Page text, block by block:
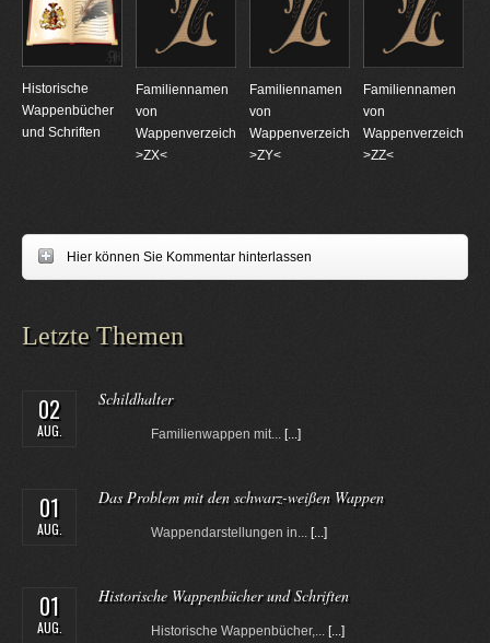
Historische
Wappenbücher
und Schriften
Familiennamen
von
Wappenverzeichnungen
>ZX<
Familiennamen
von
Wappenverzeichnungen
>ZY<
Familiennamen
von
>ZZ<
Hier können Sie Kommentar hinterlassen
Letzte Themen
02
AUG.
Schildhalter
Familienwappen mit... [...]
01
AUG.
Das Problem mit den schwarz-weißen Wappen
Wappendarstellungen in... [...]
01
AUG.
Historische Wappenbücher und Schriften
Historische Wappenbücher,... [...]